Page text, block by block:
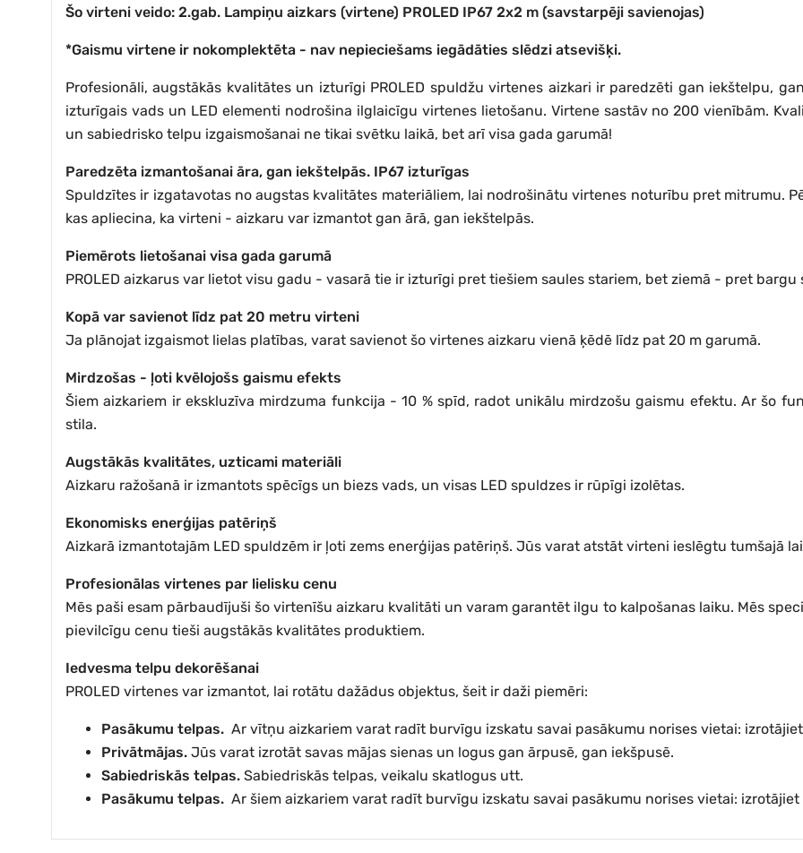
Šo virteni veido: 2.gab. Lampiņu aizkars (virtene) PROLED IP67 2x2 m (savstarpēji savienojas)
*Gaismu virtene ir nokomplektēta - nav nepieciešams iegādāties slēdzi atsevišķi.
Profesionāli, augstākās kvalitātes un izturīgi PROLED spuldžu virtenes aizkari ir paredzēti gan iekštelpu,
izturīgais vads un LED elementi nodrošina ilglaicīgu virtenes lietošanu. Virtene sastāv no 200 vienībām.
un sabiedrisko telpu izgaismošanai ne tikai svētku laikā, bet arī visa gada garumā!
Paredzēta izmantošanai āra, gan iekštelpās. IP67 izturīgas
Spuldzītes ir izgatavotas no augstas kvalitātes materiāliem, lai nodrošinātu virtenes noturību pret mitrumu.
kas apliecina, ka virteni - aizkaru var izmantot gan ārā, gan iekštelpās.
Piemērots lietošanai visa gada garumā
PROLED aizkarus var lietot visu gadu - vasarā tie ir izturīgi pret tiešiem saules stariem, bet ziemā - pret bargu
Kopā var savienot līdz pat 20 metru virteni
Ja plānojat izgaismot lielas platības, varat savienot šo virtenes aizkaru vienā ķēdē līdz pat 20 m garumā.
Mirdzošas - ļoti kvēlojošs gaismu efekts
Šiem aizkariem ir ekskluzīva mirdzuma funkcija - 10 % spīd, radot unikālu mirdzošu gaismu efektu. Ar šo
stila.
Augstākās kvalitātes, uzticami materiāli
Aizkaru ražošanā ir izmantots spēcīgs un biezs vads, un visas LED spuldzes ir rūpīgi izolētas.
Ekonomisks enerģijas patēriņš
Aizkarā izmantotajām LED spuldzēm ir ļoti zems enerģijas patēriņš. Jūs varat atstāt virteni ieslēgtu tumšajā
Profesionālas virtenes par lielisku cenu
Mēs paši esam pārbaudījuši šo virtenīšu aizkaru kvalitāti un varam garantēt ilgu to kalpošanas laiku. Mēs
pievilcīgu cenu tieši augstākās kvalitātes produktiem.
Iedvesma telpu dekorēšanai
PROLED virtenes var izmantot, lai rotātu dažādus objektus, šeit ir daži piemēri:
Pasākumu telpas. Ar vītņu aizkariem varat radīt burvīgu izskatu savai pasākumu norises vietai:
Privātmājas. Jūs varat izrotāt savas mājas sienas un logus gan ārpusē, gan iekšpusē.
Sabiedriskās telpas. Sabiedriskās telpas, veikalu skatlogus utt.
Pasākumu telpas. Ar šiem aizkariem varat radīt burvīgu izskatu savai pasākumu norises vietai: